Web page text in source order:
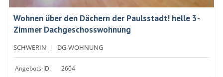
Wohnen über den Dächern der Paulsstadt! helle 3-
Zimmer Dachgeschosswohnung
SCHWERIN | DG-WOHNUNG
Angebots-ID: 2604